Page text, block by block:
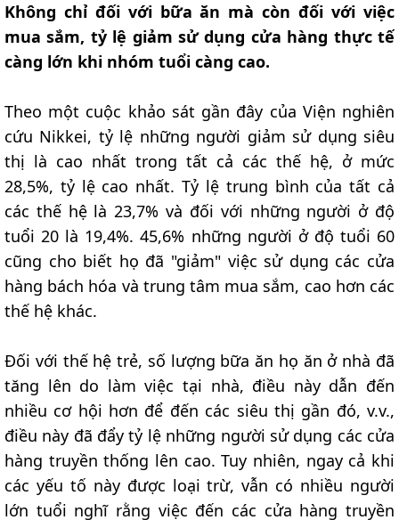
Không chỉ đối với bữa ăn mà còn đối với việc
mua sắm, tỷ lệ giảm sử dụng cửa hàng thực tế
càng lớn khi nhóm tuổi càng cao.
Theo một cuộc khảo sát gần đây của Viện nghiên
cứu Nikkei, tỷ lệ những người giảm sử dụng siêu
thị là cao nhất trong tất cả các thế hệ, ở mức
28,5%, tỷ lệ cao nhất. Tỷ lệ trung bình của tất cả
các thế hệ là 23,7% và đối với những người ở độ
tuổi 20 là 19,4%. 45,6% những người ở độ tuổi 60
cũng cho biết họ đã "giảm" việc sử dụng các cửa
hàng bách hóa và trung tâm mua sắm, cao hơn các
thế hệ khác.
Đối với thế hệ trẻ, số lượng bữa ăn họ ăn ở nhà đã
tăng lên do làm việc tại nhà, điều này dẫn đến
nhiều cơ hội hơn để đến các siêu thị gần đó, v.v.,
điều này đã đẩy tỷ lệ những người sử dụng các cửa
hàng truyền thống lên cao. Tuy nhiên, ngay cả khi
các yếu tố này được loại trừ, vẫn có nhiều người
lớn tuổi nghĩ rằng việc đến các cửa hàng truyền